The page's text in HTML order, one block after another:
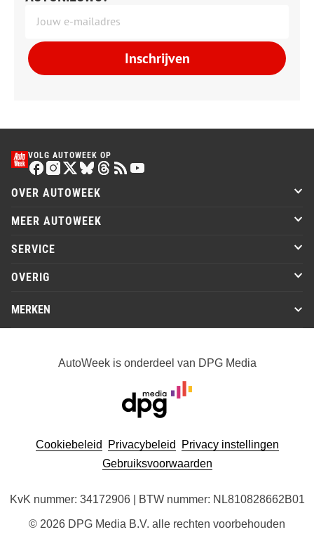
Inschrijven
VOLG AUTOWEEK OP
OVER AUTOWEEK
MEER AUTOWEEK
SERVICE
OVERIG
MERKEN
AutoWeek is onderdeel van DPG Media
Cookiebeleid Privacybeleid
Privacy instellingen
Gebruiksvoorwaarden
KvK nummer: 34172906 | BTW nummer: NL810828662B01
© 2026 DPG Media B.V. alle rechten voorbehouden